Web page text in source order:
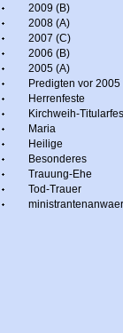
2009 (B)
2008 (A)
2007 (C)
2006 (B)
2005 (A)
Predigten vor 2005
Herrenfeste
Kirchweih-
Maria
Heilige
Besonderes
Trauung-Ehe
Tod-Trauer